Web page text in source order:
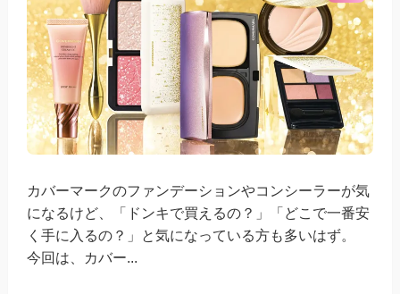
カバーマークのファンデーションやコンシーラーが気
になるけど、「ドンキで買えるの？」「どこで一番安
く手に入るの？」と気になっている方も多いはず。
今回は、カバー...